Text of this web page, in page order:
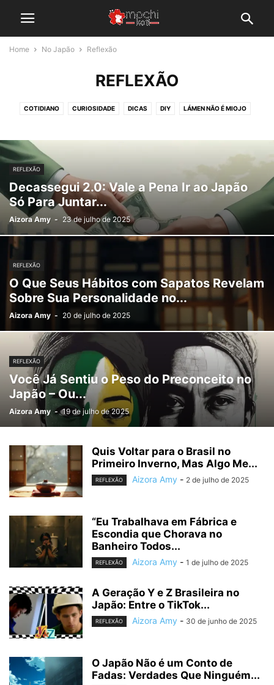
Home No Japão Reflexão
REFLEXÃO
COTIDIANO CURIOSIDADE DICAS DIY LÁMEN NÃO É MIOJO
TECNOLOGIA E CULTURA
REFLEXÃO
Decassegui 2.0: Vale a Pena Ir ao Japão
Só Para Juntar...
Aizora Amy - 23 de julho de 2025
REFLEXÃO
O Que Seus Hábitos com Sapatos Revelam
Sobre Sua Personalidade no...
Aizora Amy - 20 de julho de 2025
REFLEXÃO
Você Já Sentiu o Peso do Preconceito no
Japão – Ou...
Aizora Amy - 19 de julho de 2025
Quis Voltar para o Brasil no
Primeiro Inverno, Mas Algo Me...
REFLEXÃO Aizora Amy - 2 de julho de 2025
“Eu Trabalhava em Fábrica e
Escondia que Chorava no
Banheiro Todos...
REFLEXÃO Aizora Amy - 1 de julho de 2025
A Geração Y e Z Brasileira no
Japão: Entre o TikTok...
REFLEXÃO Aizora Amy - 30 de junho de 2025
O Japão Não é um Conto de
Fadas: Verdades Que Ninguém...